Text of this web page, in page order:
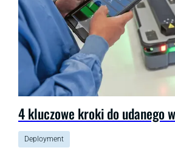
4 kluczowe kroki do udanego
Deployment